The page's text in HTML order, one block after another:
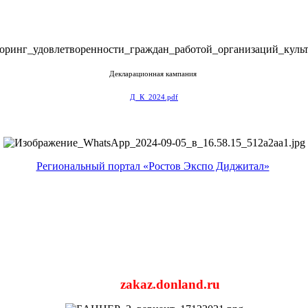
Декларационная кампания
Д_К_2024.pdf
Региональный портал «Ростов Экспо Диджитал»
zakaz.donland.ru